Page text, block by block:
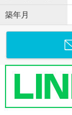
築年月